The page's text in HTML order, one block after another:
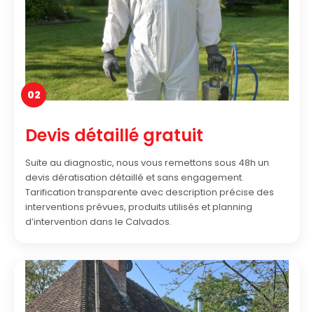
02
Devis détaillé gratuit
Suite au diagnostic, nous vous remettons sous 48h un
devis dératisation détaillé et sans engagement.
Tarification transparente avec description précise des
interventions prévues, produits utilisés et planning
d’intervention dans le Calvados.